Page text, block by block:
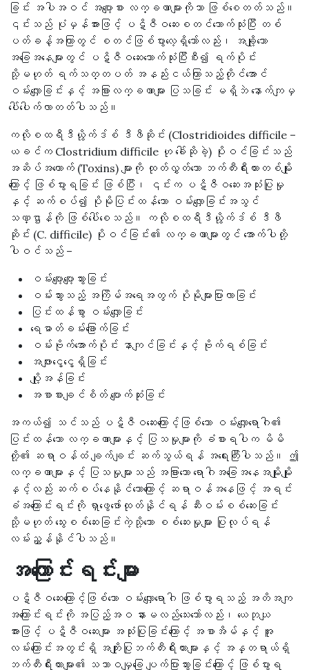
ခြင်း အပါအဝင် အပျော့စား လက္ခဏာများကိုသာ ဖြစ်စေတတ်သည်။
၎င်းသည် ပုံမှန်အားဖြင့် ပဋိဇီဝဆေးစတင်သောက်သုံးပြီး တစ်
ပတ်ခန့်အကြာတွင် စတင်ဖြစ်ပွားလေ့ရှိသော်လည်း၊ အချို့သော
အခြေအနေများတွင် ပဋိဇီဝဆေးသောက်သုံးပြီးစီး၍ ရက်ပိုင်း
သို့မဟုတ် ရက်သတ္တပတ် အနည်းငယ်ကြာသည့်တိုင်အောင်
ဝမ်းလျှောခြင်းနှင့် အခြားလက္ခဏာများ ပြသခြင်း မရှိဘဲ နောက်ကျမှ
ပေါ်ပေါက်လာတတ်ပါသည်။
ကလိုစထရီဒီယွိုက်ဒ်စ် ဒီဖီဆိုင်း (Clostridioides difficile –
ယခင်က Clostridium difficile ဟု ခေါ်ဆိုခဲ့) ပိုးဝင်ခြင်းသည်
အဆိပ်အတောက် (Toxins) များကို ထုတ်လွှတ်သော ဘက်တီးရီးယားတစ်မျိုး
ကြောင့် ဖြစ်ပွားရခြင်း ဖြစ်ပြီး၊ ၎င်းက ပဋိဇီဝဆေးအသုံးပြုမှု
နှင့် ဆက်စပ်၍ ပိုမိုပြင်းထန်သော ဝမ်းလျှောခြင်းအသွင်
သဏ္ဌာန်ကို ဖြစ်ပေါ်စေသည်။ ကလိုစထရီဒီယွိုက်ဒ်စ် ဒီဖီ
ဆိုင်း (C. difficile) ပိုးဝင်ခြင်း၏ လက္ခဏာများတွင် အောက်ပါတို့
ပါဝင်သည် –
ဝမ်းပျော့ပျော့သွားခြင်း
ဝမ်းသွားသည့် အကြိမ်အရေအတွက် ပိုမိုများပြားလာခြင်း
ပြင်းထန်စွာ ဝမ်းလျှောခြင်း
ရေဓာတ်ခမ်းခြောက်ခြင်း
ဝမ်းဗိုက်အောက်ပိုင်း နာကျင်ခြင်းနှင့် ဗိုက်ရစ်ခြင်း
အဖျားငွေ့ငွေ့ရှိခြင်း
ပျို့အန်ခြင်း
အစာစားချင်စိတ် ပျောက်ဆုံးခြင်း
အကယ်၍ သင်သည် ပဋိဇီဝဆေးကြောင့်ဖြစ်သော ဝမ်းလျှောရောဂါ၏
ပြင်းထန်သော လက္ခဏာများနှင့် ပြသမှုများကို ခံစားရပါက မိမိ
တို့၏ ဆရာဝန်ထံ ချက်ချင်း ဆက်သွယ်ရန် အရေးကြီးပါသည်။ ဤ
လက္ခဏာများနှင့် ပြသမှုများသည် အခြားသော ရောဂါအခြေအနေအမျိုးမျိုး
နှင့်လည်း ဆက်စပ်နေနိုင်သောကြောင့် ဆရာဝန်အနေဖြင့် အရင်း
ခံအကြောင်းရင်းကို ရှာဖွေဖော်ထုတ်နိုင်ရန် ဆီးဝမ်းစစ်ဆေးခြင်း
သို့မဟုတ် သွေးစစ်ဆေးခြင်းကဲ့သို့သော စစ်ဆေးမှုများ ပြုလုပ်ရန်
လမ်းညွှန်နိုင်ပါသည်။
အကြောင်းရင်းများ
ပဋိဇီဝဆေးကြောင့်ဖြစ်သော ဝမ်းလျှောရောဂါ ဖြစ်ပွားရသည့် အတိအကျ
အကြောင်းရင်းကို အပြည့်အဝ နားမလည်သေးသော်လည်း၊ ယေဘုယျ
အားဖြင့် ပဋိဇီဝဆေးများ အသုံးပြုခြင်းကြောင့် အစာအိမ်နှင့် အူ
လမ်းကြောင်းအတွင်းရှိ အကျိုးပြုဘက်တီးရီးယားများနှင့် အန္တရာယ်ရှိ
ဘက်တီးရီးယားများ၏ သဘာဝမျှခြေ ပျက်ပြားသွားခြင်းကြောင့် ဖြစ်ပွားရ